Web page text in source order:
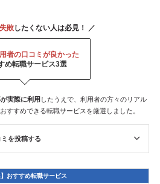
失敗したくない人は必見！ ／
者の口コミが良かった
め転職サービス3選
実際に利用 したうえで、利用者の方々のリアル
すすめできる転職サービスを厳選しました。
ミを投稿する
】おすすめ転職サービス